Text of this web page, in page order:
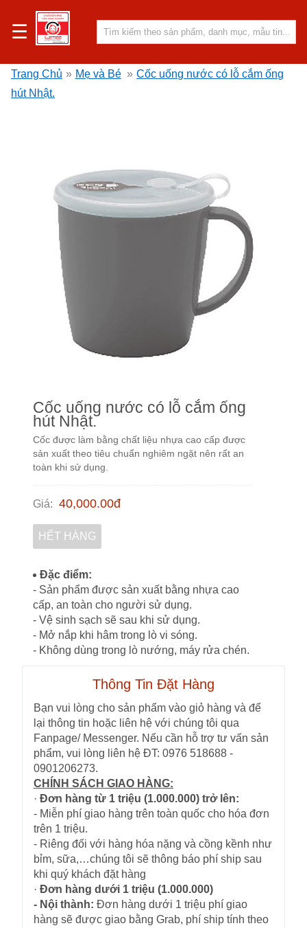
☰
Trang Chủ » Mẹ và Bé » Cốc uống nước có lỗ cắm ống
hút Nhật.
Cốc uống nước có lỗ cắm ống
hút Nhật.
Cốc được làm bằng chất liệu nhựa cao cấp được
sản xuất theo tiêu chuẩn nghiêm ngặt nên rất an
toàn khi sử dụng.
Giá: 40,000.00đ
HẾT HÀNG
Đặc điểm:
- Sản phẩm được sản xuất bằng nhựa cao
cấp, an toàn cho người sử dụng.
- Vệ sinh sạch sẽ sau khi sử dụng.
- Mở nắp khi hâm trong lò vi sóng.
- Không dùng trong lò nướng, máy rửa chén.
Thông Tin Đặt Hàng
Bạn vui lòng cho sản phẩm vào giỏ hàng và để
lại thông tin hoặc liên hệ với chúng tôi qua
Fanpage/ Messenger. Nếu cần hỗ trợ tư vấn sản
phẩm, vui lòng liên hệ ĐT: 0976 518688 -
0901206273.
CHÍNH SÁCH GIAO HÀNG:
· Đơn hàng từ 1 triệu (1.000.000) trở lên:
- Miễn phí giao hàng trên toàn quốc cho hóa đơn
trên 1 triệu.
- Riêng đối với hàng hóa nặng và cồng kềnh như
bỉm, sữa,…chúng tôi sẽ thông báo phí ship sau
khi quý khách đặt hàng
· Đơn hàng dưới 1 triệu (1.000.000)
- Nội thành: Đơn hàng dưới 1 triệu phí giao
hàng sẽ được giao bằng Grab, phí ship tính theo